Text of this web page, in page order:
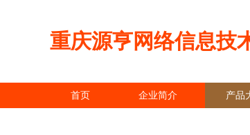
重庆源亨网络信息技
首页 企业简介 产品